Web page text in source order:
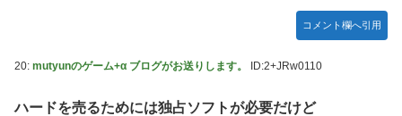
コメント欄へ引用
20: mutyunのゲーム+α ブログがお送りします。 ID:2+JRw0110
ハードを売るためには独占ソフトが必要だけど